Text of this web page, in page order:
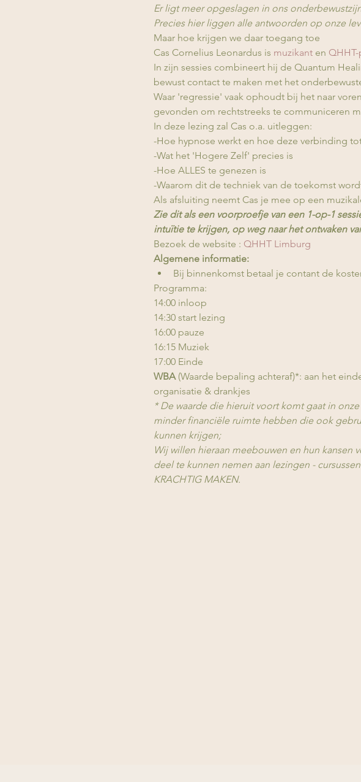
Er ligt meer opgeslagen in ons
Precies hier liggen alle antwoorden op onze
Maar hoe krijgen we daar toegang toe
Cas Cornelius Leonardus is muzikant en
In zijn sessies combineert hij de Quantum
bewust contact te maken met het
Waar 'regressie' vaak ophoudt bij het naar
gevonden om rechtstreeks te communiceren
In deze lezing zal Cas o.a. uitleggen:
-Hoe hypnose werkt en hoe deze verbinding
-Wat het 'Hogere Zelf' precies is
-Hoe ALLES te genezen is
-Waarom dit de techniek van de toekomst
Als afsluiting neemt Cas je mee op een
Zie dit als een voorproefje van een 1-op-1
intuïtie te krijgen, op weg naar het ontwaken
Bezoek de website : QHHT Limburg
Algemene informatie:
Bij binnenkomst betaal je contant de
Programma:
14:00 inloop
14:30 start lezing
16:00 pauze
16:15 Muziek
17:00 Einde
WBA (Waarde bepaling achteraf)*: aan het
organisatie & drankjes
* De waarde die hieruit voort komt gaat in
minder financiële ruimte hebben die ook
kunnen krijgen;
Wij willen hieraan meebouwen en hun
deel te kunnen nemen aan lezingen -
KRACHTIG MAKEN.